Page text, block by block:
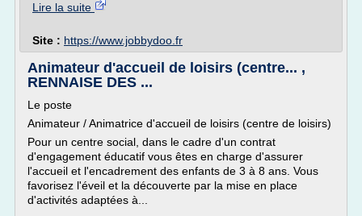
Lire la suite
Site : https://www.jobbydoo.fr
Animateur d'accueil de loisirs (centre... ,
RENNAISE DES ...
Le poste
Animateur / Animatrice d'accueil de loisirs (centre de loisirs)
Pour un centre social, dans le cadre d'un contrat
d'engagement éducatif vous êtes en charge d'assurer
l'accueil et l'encadrement des enfants de 3 à 8 ans. Vous
favorisez l'éveil et la découverte par la mise en place
d'activités adaptées à...